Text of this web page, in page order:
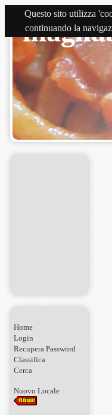
Questo sito utilizza
continuando la
Home
Login
Recupera Password
Classifica
Cerca
Nuovo Locale